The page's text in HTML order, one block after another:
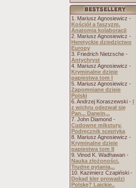
1. Mariusz Agnosiewicz -
Kościół a faszyzm.
Anatomia kolaboracji
2. Mariusz Agnosiewicz -
Heretyckie dziedzictwo
Europy
3. Friedrich Nietzsche -
Antychryst
4. Mariusz Agnosiewicz -
Kryminalne dzieje
papiestwa tom I
5. Mariusz Agnosiewicz -
Zapomniane dzieje
Polski
6. Andrzej Koraszewski - I
z wichru odezwał się
Pan... Darwin,..
7. John Diamond -
Cudowne mikstury.
Podręcznik sceptyka
8. Mariusz Agnosiewicz -
Kryminalne dzieje
papiestwa tom II
9. Vinod K. Wadhawan -
Nauka złożoności.
Trudne pytania,..
10. Kazimierz Czapiński -
Dokąd kler prowadzi
Polskę? Laickie..